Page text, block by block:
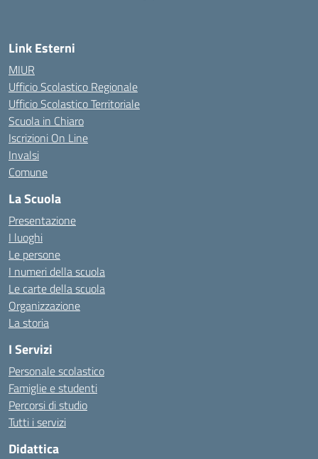
Link Esterni
MIUR
Ufficio Scolastico Regionale
Ufficio Scolastico Territoriale
Scuola in Chiaro
Iscrizioni On Line
Invalsi
Comune
La Scuola
Presentazione
I luoghi
Le persone
I numeri della scuola
Le carte della scuola
Organizzazione
La storia
I Servizi
Personale scolastico
Famiglie e studenti
Percorsi di studio
Tutti i servizi
Didattica